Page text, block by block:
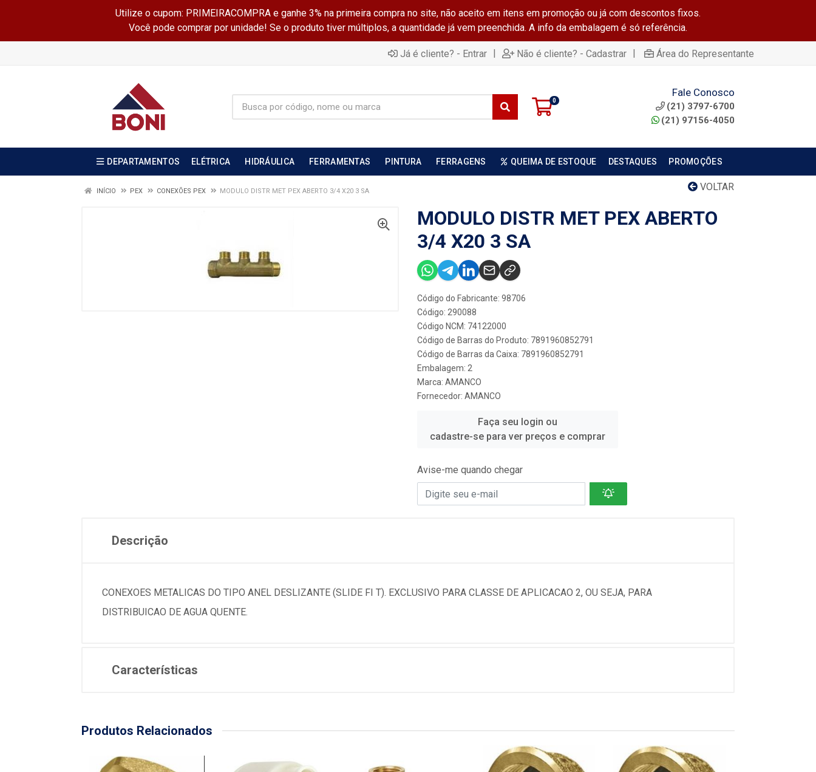
Utilize o cupom: PRIMEIRACOMPRA e ganhe 3% na primeira compra no site, não aceito em itens em promoção ou já com descontos fixos.
Você pode comprar por unidade! Se o produto tiver múltiplos, a quantidade já vem preenchida. A info da embalagem é só referência.
Já é cliente? - Entrar | Não é cliente? - Cadastrar | Área do Representante
0
Fale Conosco
(21) 3797-6700
(21) 97156-4050
DEPARTAMENTOS ELÉTRICA HIDRÁULICA FERRAMENTAS PINTURA FERRAGENS QUEIMA DE ESTOQUE DESTAQUES PROMOÇÕES
VOLTAR
INÍCIO PEX CONEXÕES PEX MODULO DISTR MET PEX ABERTO 3/4 X20 3 SA
MODULO DISTR MET PEX ABERTO
3/4 X20 3 SA
Código do Fabricante: 98706
Código: 290088
Código NCM: 74122000
Código de Barras do Produto: 7891960852791
Código de Barras da Caixa: 7891960852791
Embalagem: 2
Marca: AMANCO
Fornecedor: AMANCO
Faça seu login ou
cadastre-se para ver preços e comprar
Avise-me quando chegar
Descrição
CONEXOES METALICAS DO TIPO ANEL DESLIZANTE (SLIDE FI T). EXCLUSIVO PARA CLASSE DE APLICACAO 2, OU SEJA, PARA
DISTRIBUICAO DE AGUA QUENTE.
Características
Produtos Relacionados